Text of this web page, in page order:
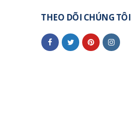
THEO DÕI CHÚNG TÔI